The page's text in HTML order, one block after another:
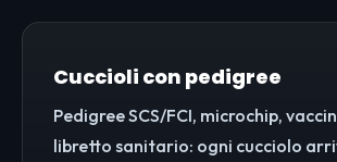
Cuccioli con pedigree
Pedigree SCS/FCI, microchip,
libretto sanitario: ogni cucciolo